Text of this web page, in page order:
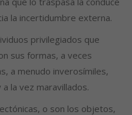
la incertidumbre externa.
privilegiados que
sus formas, a veces
a menudo inverosímiles,
la vez maravillados.
o son los objetos,